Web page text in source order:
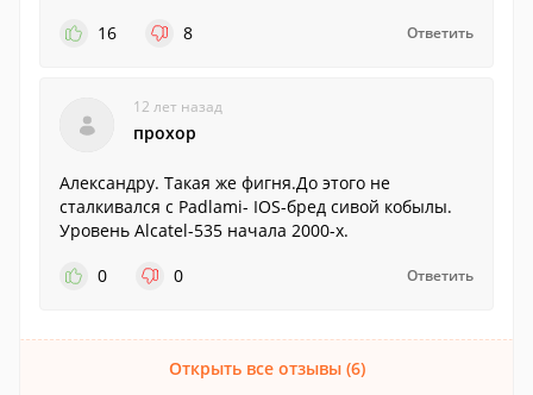
16
8 Ответить
12 лет назад
прохор
Александру. Такая же фигня.До этого не
сталкивался с Padlami- IOS-бред сивой кобылы.
Уровень Alcatel-535 начала 2000-х.
0
0 Ответить
Открыть все отзывы (6)